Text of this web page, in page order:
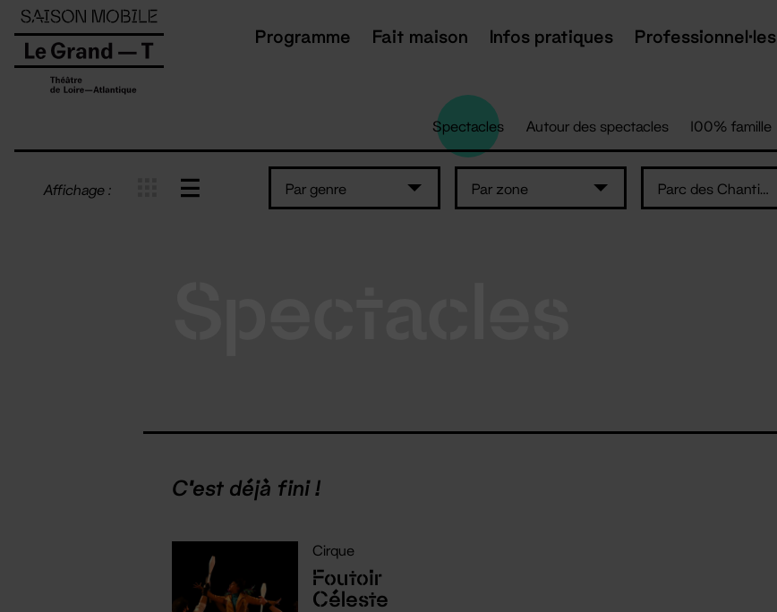
Programme Fait maison Infos pratiques Professionnel·les
Spectacles Autour des spectacles 100% famille
Affichage : Par genre Par zone Parc des Chantiers — Île de Nantes
C'est déjà fini !
Cirque
Foutoir
Céleste
Panneau de gestion des cookies